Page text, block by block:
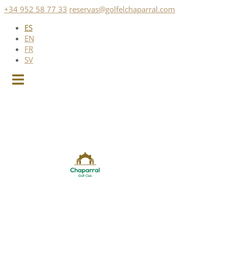
Saltar
contenido
+34 952 58 77 33 reservas@golfelchaparral.com
ES
EN
FR
SV